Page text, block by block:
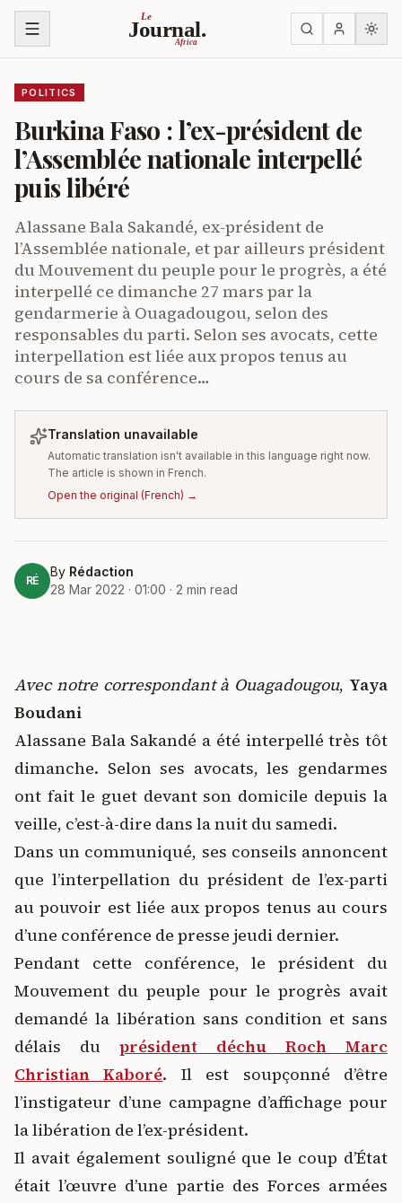
Skip to content Le
Journal.
Africa
POLITICS
Burkina Faso : l’ex-président de
l’Assemblée nationale interpellé
puis libéré
Alassane Bala Sakandé, ex-président de
l’Assemblée nationale, et par ailleurs président
du Mouvement du peuple pour le progrès, a été
interpellé ce dimanche 27 mars par la
gendarmerie à Ouagadougou, selon des
responsables du parti. Selon ses avocats, cette
interpellation est liée aux propos tenus au
cours de sa conférence…
Translation unavailable
Automatic translation isn't available in this language right now.
The article is shown in French.
Open the original (French) →
RÉ
By Rédaction
28 Mar 2022 · 01:00 · 2 min read
Avec notre correspondant à Ouagadougou, Yaya
Boudani
Alassane Bala Sakandé a été interpellé très tôt
dimanche. Selon ses avocats, les gendarmes
ont fait le guet devant son domicile depuis la
veille, c’est-à-dire dans la nuit du samedi.
Dans un communiqué, ses conseils annoncent
que l’interpellation du président de l’ex-parti
au pouvoir est liée aux propos tenus au cours
d’une conférence de presse jeudi dernier.
Pendant cette conférence, le président du
Mouvement du peuple pour le progrès avait
demandé la libération sans condition et sans
délais du
président déchu Roch Marc
Christian Kaboré. Il est soupçonné d’être
l’instigateur d’une campagne d’affichage pour
la libération de l’ex-président.
Il avait également souligné que le coup d’État
était l’œuvre d’une partie des Forces armées